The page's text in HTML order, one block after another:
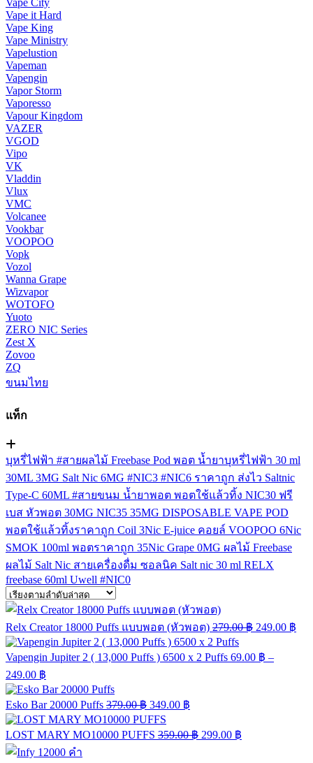
Vape City
Vape it Hard
Vape King
Vape Ministry
Vapelustion
Vapeman
Vapengin
Vapor Storm
Vaporesso
Vapour Kingdom
VAZER
VGOD
Vipo
VK
Vladdin
Vlux
VMC
Volcanee
Vookbar
VOOPOO
Vopk
Vozol
Wanna Grape
Wizvapor
WOTOFO
Yuoto
ZERO NIC Series
Zest X
Zovoo
ZQ
ขนมไทย
แท็ก
บุหรี่ไฟฟ้า #สายผลไม้ Freebase Pod พอต น้ำยาบุหรี่ไฟฟ้า 30 ml
30ML 3MG Salt Nic 6MG #NIC3 #NIC6 ราคาถูก ส่งไว Saltnic
Type-C 60ML #สายขนม น้ำยาพอต พอตใช้แล้วทิ้ง NIC30 ฟรี
เบส หัวพอต 30MG NIC35 35MG DISPOSABLE VAPE POD
พอตใช้แล้วทิ้งราคาถูก Coil 3Nic E-juice คอยล์ VOOPOO 6Nic
SMOK 100ml พอตราคาถูก 35Nic Grape 0MG ผลไม้ Freebase
ผลไม้ Salt Nic สายเครื่องดื่ม ซอลนิค Salt nic 30 ml RELX
freebase 60ml Uwell #NIC0
Relx Creator 18000 Puffs แบบพอต (หัวพอต) 279.00฿ 249.00 ฿
Vapengin Jupiter 2 ( 13,000 Puffs ) 6500 x 2 Puffs 69.00 ฿ –
249.00 ฿
Esko Bar 20000 Puffs 379.00฿ 349.00 ฿
LOST MARY MO10000 PUFFS 359.00฿ 299.00 ฿